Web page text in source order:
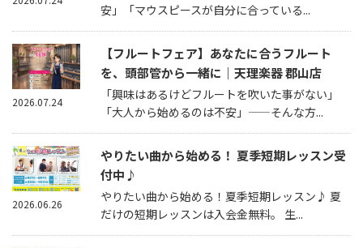
安」「マウスピースが自分に合っている...
【フルートフェア】あなたに合うフルート
を、頭部管から一緒に｜天理楽器 郡山店
「興味はあるけどフルートを吹いた事がない」
「大人から始めるのは不安」——そんな方...
2026.07.24
やりたい曲から始める！ 夏季短期レッスン受
付中♪
やりたい曲から始める！夏季短期レッスン♪ 夏
だけの短期レッスンは入会金無料。 生...
2026.06.26